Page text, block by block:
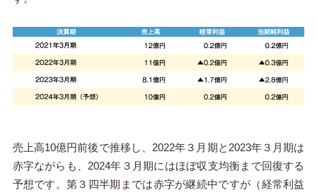
売上高10億円前後で推移し、2022年３月期と2023年３月期は
赤字ながらも、2024年３月期にはほぼ収支均衡まで回復する
予想です。第３四半期までは赤字が継続中ですが（経常利益